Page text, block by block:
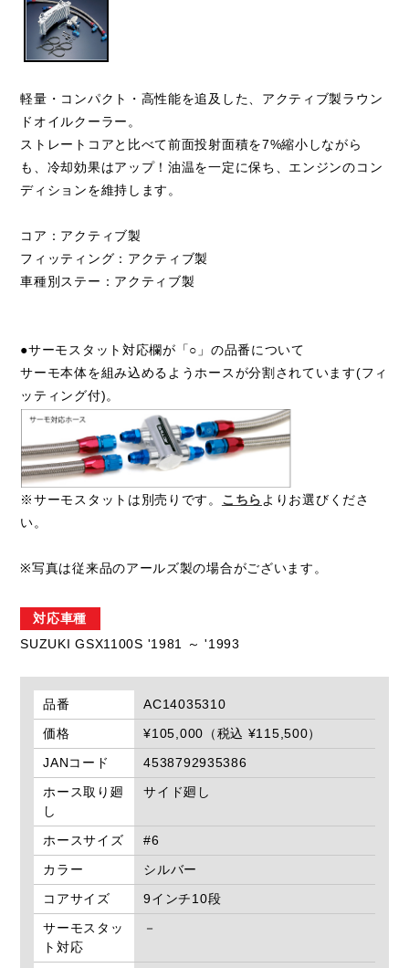
軽量・コンパクト・高性能を追及した、アクティブ製ラウン
ドオイルクーラー。
ストレートコアと比べて前面投射面積を7%縮小しながら
も、冷却効果はアップ！油温を一定に保ち、エンジンのコン
ディションを維持します。
コア：アクティブ製
フィッティング：アクティブ製
車種別ステー：アクティブ製
●サーモスタット対応欄が「○」の品番について
サーモ本体を組み込めるようホースが分割されています(フィ
ッティング付)。
※サーモスタットは別売りです。 こちらよりお選びくださ
い。
※写真は従来品のアールズ製の場合がございます。
対応車種
SUZUKI GSX1100S '1981 ～ '1993
品番
AC14035310
価格
¥105,000（税込 ¥115,500）
JANコード
4538792935386
ホース取り廻
し
サイド廻し
ホースサイズ
#6
カラー
シルバー
コアサイズ
9インチ10段
サーモスタッ
ト対応
－